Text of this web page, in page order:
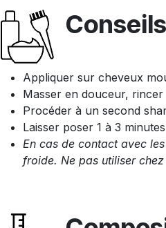
Appliquer sur cheveux
Masser en douceur, rincer
Procéder à un second
Laisser poser 1 à 3
En cas de contact avec
froide. Ne pas utiliser